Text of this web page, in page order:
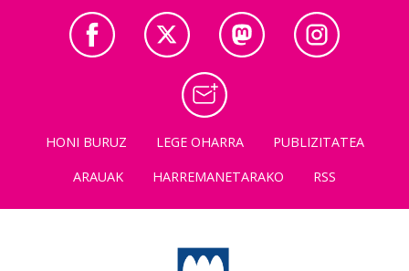
HONI BURUZ LEGE OHARRA
PUBLIZITATEA
ARAUAK
HARREMANETARAKO RSS